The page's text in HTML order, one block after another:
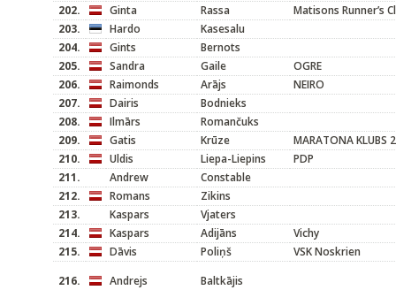
202.
Ginta Rassa
Matisons Runner’s
203.
Hardo
Kasesalu
204.
Gints
Bernots
205.
Sandra Gaile
OGRE
206.
Raimonds Arājs
NEIRO
207.
Dairis
Bodnieks
208.
Ilmārs
Romančuks
209.
Gatis Krūze
MARATONA KLUBS
210.
Uldis Liepa-Liepins
PDP
211.
Andrew
Constable
212.
Romans
Zikins
213.
Kaspars
Vjaters
214.
Kaspars Adijāns
Vichy
215.
Dāvis Poliņš
VSK Noskrien
216.
Andrejs
Baltkājis